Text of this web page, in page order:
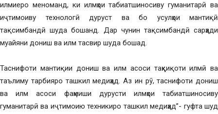
илмиеро меноманд, ки илмҳои табиатшиносиву гуманитарӣ ва
иҷтимоиву технологӣ дуруст ва бо усулҳои мантиқӣ
тақсимбандӣ шуда бошанд. Дар чунин тақсимбандӣ сарҳади
муайяни дониш ва илм тасвир шуда бошад.
Таснифоти мантиқии дониш ва илм асоси таҳқиқоти илмӣ ва
таълиму тарбияро ташкил медиҳад. Аз ин рӯ, таснифоти дониш
ва илм асоси фаҳмиши дурусти илмҳои табиатшиносиву
гуманитарӣ ва иҷтимоию техникиро ташкил медиҳад”- гуфта шуд